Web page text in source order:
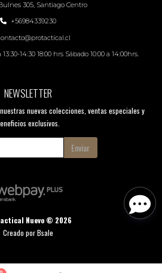
305, Santiago Centro
+56984339230
14:30 18:00 hrs Sábado 10:00 a 14:00hrs.
NEWSLETTER
nuevas colecciones, ventas especiales y
exclusivos.
Enviar
Nuevo © 2026
Creado porBsale